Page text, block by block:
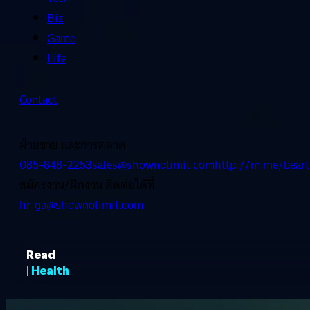
Biz
Game
Life
Contact
ฝ่ายขาย และการตลาด
085-848-2253sales@shownolimit.comhttp://m.me/
สมัครงาน/ฝึกงาน ติดต่อได้ที่
hr-ga@shownolimit.com
Read
| Health